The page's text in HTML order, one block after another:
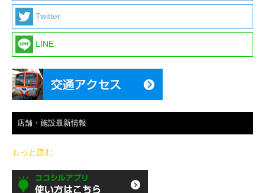
Twitter
LINE
店舗・施設最新情報
もっと読む